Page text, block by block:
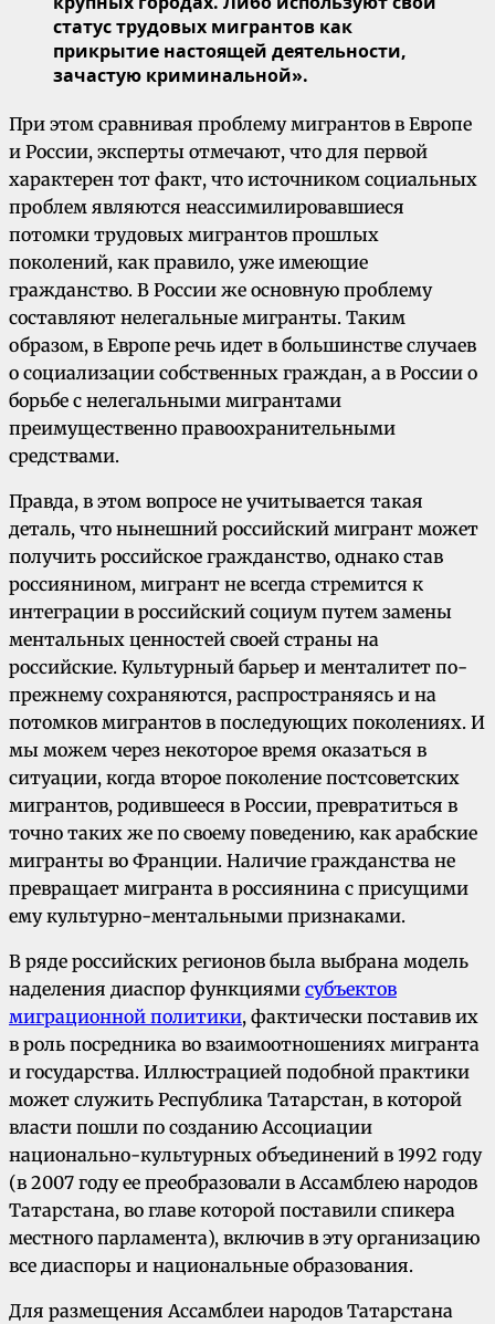
статус трудовых мигрантов как
прикрытие настоящей деятельности,
зачастую криминальной».
При этом сравнивая проблему мигрантов в Европе
и России, эксперты отмечают, что для первой
характерен тот факт, что источником социальных
проблем являются неассимилировавшиеся
потомки трудовых мигрантов прошлых
поколений, как правило, уже имеющие
гражданство. В России же основную проблему
составляют нелегальные мигранты. Таким
образом, в Европе речь идет в большинстве случаев
о социализации собственных граждан, а в России о
борьбе с нелегальными мигрантами
преимущественно правоохранительными
средствами.
Правда, в этом вопросе не учитывается такая
деталь, что нынешний российский мигрант может
получить российское гражданство, однако став
россиянином, мигрант не всегда стремится к
интеграции в российский социум путем замены
ментальных ценностей своей страны на
российские. Культурный барьер и менталитет по-
прежнему сохраняются, распространяясь и на
потомков мигрантов в последующих поколениях. И
мы можем через некоторое время оказаться в
ситуации, когда второе поколение постсоветских
мигрантов, родившееся в России, превратиться в
точно таких же по своему поведению, как арабские
мигранты во Франции. Наличие гражданства не
превращает мигранта в россиянина с присущими
ему культурно-ментальными признаками.
В ряде российских регионов была выбрана модель
наделения диаспор функциями субъектов
миграционной политики, фактически поставив их
в роль посредника во взаимоотношениях мигранта
и государства. Иллюстрацией подобной практики
может служить Республика Татарстан, в которой
власти пошли по созданию Ассоциации
национально-культурных объединений в 1992 году
(в 2007 году ее преобразовали в Ассамблею народов
Татарстана, во главе которой поставили спикера
местного парламента), включив в эту организацию
все диаспоры и национальные образования.
Для размещения Ассамблеи народов Татарстана